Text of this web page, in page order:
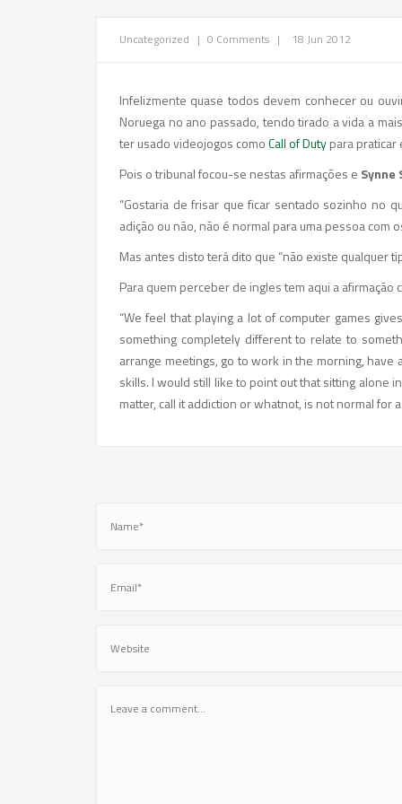
Uncategorized | 0 Comments | 18 Jun 2012
Infelizmente quase todos devem conhecer ou
Noruega no ano passado, tendo tirado a vida a
ter usado videojogos comoCall of Dutypara praticar
Pois o tribunal focou-se nestas afirmações e Synne
“Gostaria de frisar que ficar sentado sozinho no
adição ou não, não é normal para uma pessoa com
Mas antes disto terá dito que “não existe qualquer
Para quem perceber de ingles tem aqui a afirmação
“We feel that playing a lot of computer games
something completely different to relate to
arrange meetings, go to work in the morning,
skills. I would still like to point out that sitting alone
matter, call it addiction or whatnot, is not normal for a